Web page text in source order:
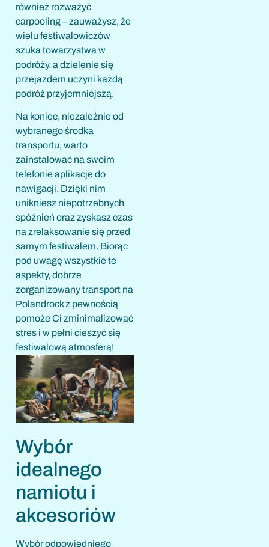
również rozważyć
carpooling – zauważysz, że
wielu festiwalowiczów
szuka towarzystwa w
podróży, a dzielenie się
przejazdem uczyni każdą
podróż przyjemniejszą.
Na koniec, niezależnie od
wybranego środka
transportu, warto
zainstalować na swoim
telefonie aplikacje do
nawigacji. Dzięki nim
unikniesz niepotrzebnych
spóźnień oraz zyskasz czas
na zrelaksowanie się przed
samym festiwalem. Biorąc
pod uwagę wszystkie te
aspekty, dobrze
zorganizowany transport na
Polandrock z pewnością
pomoże Ci zminimalizować
stres i w pełni cieszyć się
festiwalową atmosferą!
Wybór
idealnego
namiotu i
akcesoriów
Wybór odpowiedniego